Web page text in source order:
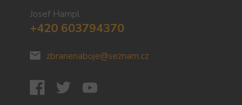
Josef Hampl
+420 603794370
zbranenaboje@seznam.cz